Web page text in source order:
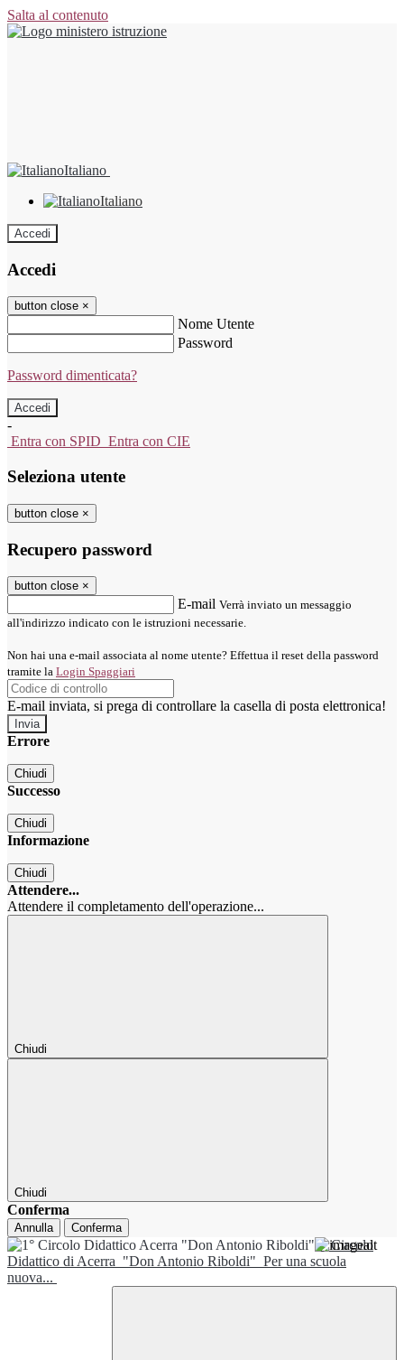
Salta al contenuto
Italiano
Italiano
Accedi
Accedi
button close ×
Nome Utente
Password
Password dimenticata?
-
Entra con SPID Entra con CIE
Seleziona utente
button close ×
Recupero password
button close ×
E-mail Verrà inviato un messaggio
all'indirizzo indicato con le istruzioni necessarie.
Non hai una e-mail associata al nome utente? Effettua il reset della password
tramite la Login Spaggiari
E-mail inviata, si prega di controllare la casella di posta elettronica!
Errore
Chiudi
Successo
Chiudi
Informazione
Chiudi
Attendere...
Attendere il completamento dell'operazione...
Chiudi
Chiudi
Conferma
Annulla Conferma
1° Circolo
Didattico di Acerra "Don Antonio Riboldi" Per una scuola
nuova...